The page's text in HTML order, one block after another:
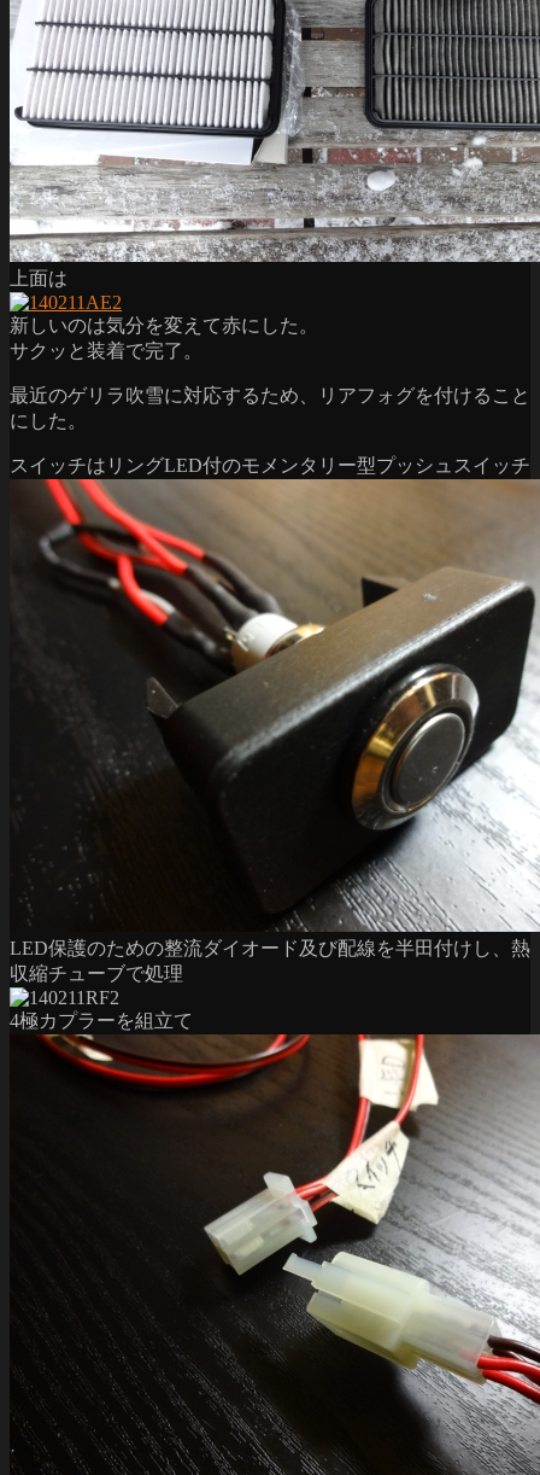
上面は
新しいのは気分を変えて赤にした。
サクッと装着で完了。
最近のゲリラ吹雪に対応するため、リアフォグを付けること
にした。
スイッチはリングLED付のモメンタリー型プッシュスイッチ
LED保護のための整流ダイオード及び配線を半田付けし、熱
収縮チューブで処理
4極カプラーを組立て